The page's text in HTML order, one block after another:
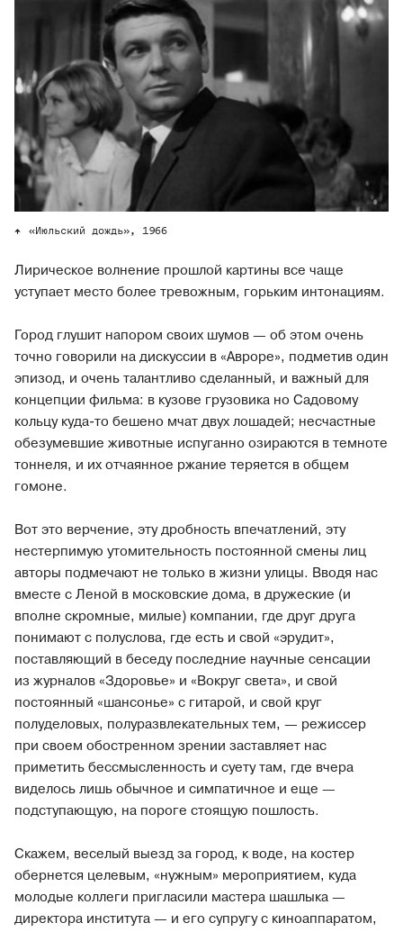
«Июльский дождь», 1966
Лирическое волнение прошлой картины все чаще
уступает место более тревожным, горьким интонациям.
Город глушит напором своих шумов — об этом очень
точно говорили на дискуссии в «Авроре», подметив один
эпизод, и очень талантливо сделанный, и важный для
концепции фильма: в кузове грузовика но Садовому
кольцу куда-то бешено мчат двух лошадей; несчастные
обезумевшие животные испуганно озираются в темноте
тоннеля, и их отчаянное ржание теряется в общем
гомоне.
Вот это верчение, эту дробность впечатлений, эту
нестерпимую утомительность постоянной смены лиц
авторы подмечают не только в жизни улицы. Вводя нас
вместе с Леной в московские дома, в дружеские (и
вполне скромные, милые) компании, где друг друга
понимают с полуслова, где есть и свой «эрудит»,
поставляющий в беседу последние научные сенсации
из журналов «Здоровье» и «Вокруг света», и свой
постоянный «шансонье» с гитарой, и свой круг
полуделовых, полуразвлекательных тем, — режиссер
при своем обостренном зрении заставляет нас
приметить бессмысленность и суету там, где вчера
виделось лишь обычное и симпатичное и еще —
подступающую, на пороге стоящую пошлость.
Скажем, веселый выезд за город, к воде, на костер
обернется целевым, «нужным» мероприятием, куда
молодые коллеги пригласили мастера шашлыка —
директора института — и его супругу с киноаппаратом,